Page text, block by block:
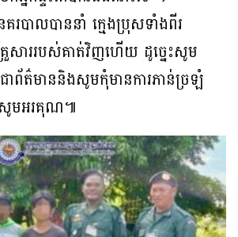
របាលបាននាំ ក្មេងប្រុសទាំងពីរ
សាររបស់គាត់វិញហើយ ដូច្នេះសូម
ាព័ត៌មាននិងសូមកុំមានការភាន់ច្រឡំ
សូមអរគុណ៕